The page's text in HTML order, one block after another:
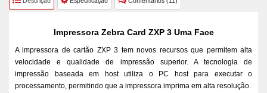
Impressora Zebra Card ZXP 3 Uma Face
A impressora de cartão ZXP 3 tem novos recursos que permitem alta
velocidade equalidade de impressão superior. A tecnologia de
impressão baseada em host utiliza o PC host para executar o
processamento, permitindo que a impressora imprima em alta resolução.